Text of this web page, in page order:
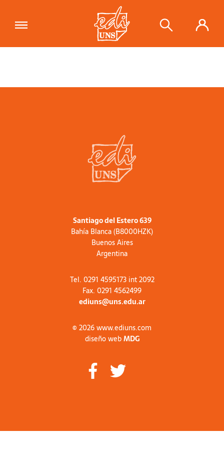
Santiago del Estero 639
Bahía Blanca (B8000HZK)
Buenos Aires
Argentina
Tel. 0291 4595173 int 2092
Fax. 0291 4562499
ediuns@uns.edu.ar
© 2026 www.ediuns.com
diseño webMDG